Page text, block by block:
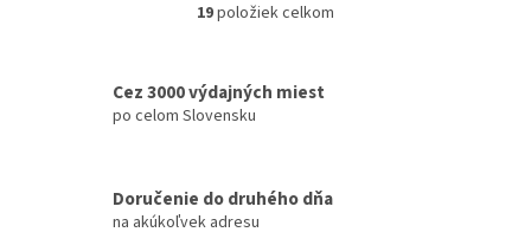
O
á
e
19položiek celkom
Cez 3000 výdajných miest
po celom Slovensku
Doručenie do druhého dňa
na akúkoľvek adresu